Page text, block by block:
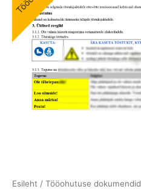
Esileht / Tööohutuse dokumendid